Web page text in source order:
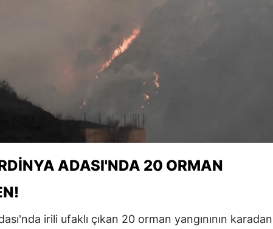
ADASI'NDA 20 ORMAN
irili ufaklı çıkan 20 orman yangınının karadan